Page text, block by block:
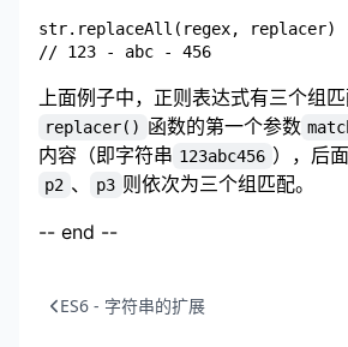
str.replaceAll(regex, replacer)
上面例子中，正则表达式有三个组
replacer() 函数的第一个参数
内容（即字符串 123abc456 ），后
p2 、 p3 则依次为三个组匹配。
-- end --
ES6 - 字符串的扩展